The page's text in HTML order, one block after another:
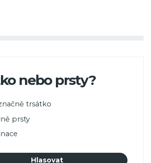
nebo prsty?
trsátko
prsty